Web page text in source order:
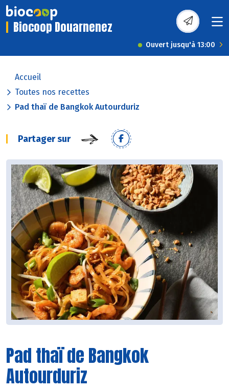
Biocoop Douarnenez
Ouvert jusqu'à 13:00
Accueil
Toutes nos recettes
Pad thaï de Bangkok Autourduriz
Partager sur
Pad thaï de Bangkok
Autourduriz